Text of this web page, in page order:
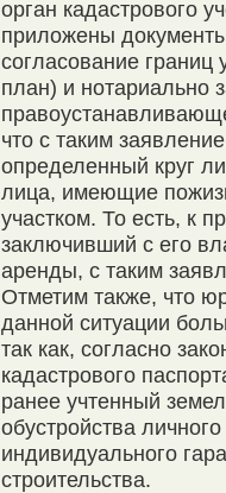
орган кадастрового
приложены
согласование границ
план) и нотариально
что с таким
определенный круг
лица, имеющие
участком. То есть, к
заключивший с его
аренды, с таким
Отметим также, что
данной ситуации
так как, согласно
кадастрового
ранее учтенный
обустройства
индивидуального
строительства.